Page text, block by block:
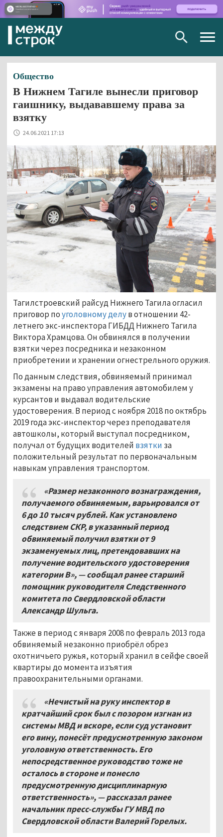
Общество
В Нижнем Тагиле вынесли приговор
гаишнику, выдававшему права за
взятку
24.06.2021 17:13
Тагилстроевский райсуд Нижнего Тагила огласил
приговор поуголовному делув отношении 42-
летнего экс-инспектора ГИБДД Нижнего Тагила
Виктора Храмцова. Он обвинялся в получении
взятки через посредника и незаконном
приобретении и хранении огнестрельного оружия.
По данным следствия, обвиняемый принимал
экзамены на право управления автомобилем у
курсантов и выдавал водительские
удостоверения. В период с ноября 2018 по октябрь
2019 года экс-инспектор через преподавателя
автошколы, который выступал посредником,
получал от будущих водителей взятки за
положительный результат по первоначальным
навыкам управления транспортом.
«Размер незаконного вознаграждения,
получаемого обвиняемым, варьировался от
6 до 10 тысяч рублей. Как установлено
следствием СКР, в указанный период
обвиняемый получил взятки от 9
экзаменуемых лиц, претендовавших на
получение водительского удостоверения
категории В», — сообщал ранее старший
помощник руководителя Следственного
комитета по Свердловской области
Александр Шульга.
Также в период с января 2008 по февраль 2013 года
обвиняемый незаконно приобрёл обрез
охотничьего ружья, который хранил в сейфе своей
квартиры до момента изъятия
правоохранительными органами.
«Нечистый на руку инспектор в
кратчайший срок был с позором изгнан из
системы МВД и вскоре, если суд установит
его вину, понесёт предусмотренную законом
уголовную ответственность. Его
непосредственное руководство тоже не
осталось в стороне и понесло
предусмотренную дисциплинарную
ответственность», — рассказал ранее
начальник пресс-службы ГУ МВД по
Свердловской области Валерий Горелых.